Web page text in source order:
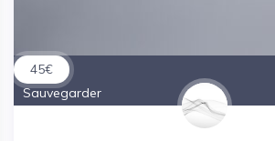
45€
Sauvegarder